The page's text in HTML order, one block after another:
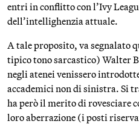
entri in conflitto con l’Ivy
dell’intellighenzia attuale.
A tale proposito, va segnalato
tipico tono sarcastico) Walter
negli atenei venissero
accademici non di sinistra. Si
ha però il merito di rovesciare
loro aberrazione (i posti